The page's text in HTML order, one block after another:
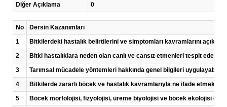
Diğer Açıklama
0
No
Dersin Kazanımları
1
Bitkilerdeki hastalık belirtilerini ve simptomları kavramlarını
2
Bitki hastalıklara neden olan canlı ve cansız etmenleri tespit
3
Tarımsal mücadele yöntemleri hakkında genel bilgileri
4
Bitkilerde zararlı böcek ve hastalık kavramlarıyla ne ifade etmek
5
Böcek morfolojisi, fizyolojisi, üreme biyolojisi ve böcek ekolojisi